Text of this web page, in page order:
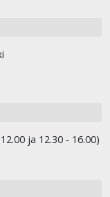
ja 12.30 - 16.00)